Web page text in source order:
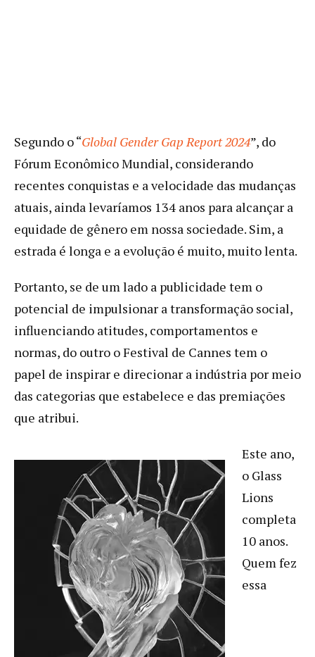
Segundo o “Global Gender Gap Report 2024”, do
Fórum Econômico Mundial, considerando
recentes conquistas e a velocidade das mudanças
atuais, ainda levaríamos 134 anos para alcançar a
equidade de gênero em nossa sociedade. Sim, a
estrada é longa e a evolução é muito, muito lenta.
Portanto, se de um lado a publicidade tem o
potencial de impulsionar a transformação social,
influenciando atitudes, comportamentos e
normas, do outro o Festival de Cannes tem o
papel de inspirar e direcionar a indústria por meio
das categorias que estabelece e das premiações
que atribui.
Este ano,
o Glass
Lions
completa
10 anos.
Quem fez
essa